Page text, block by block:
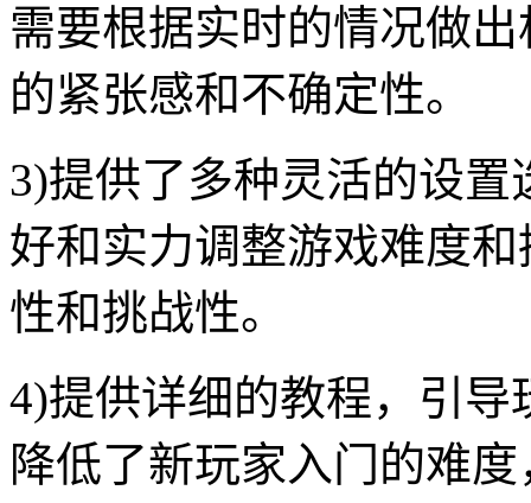
需要根据实时的情况做
的紧张感和不确定性。
3)提供了多种灵活的设
好和实力调整游戏难度
性和挑战性。
4)提供详细的教程，引
降低了新玩家入门的难